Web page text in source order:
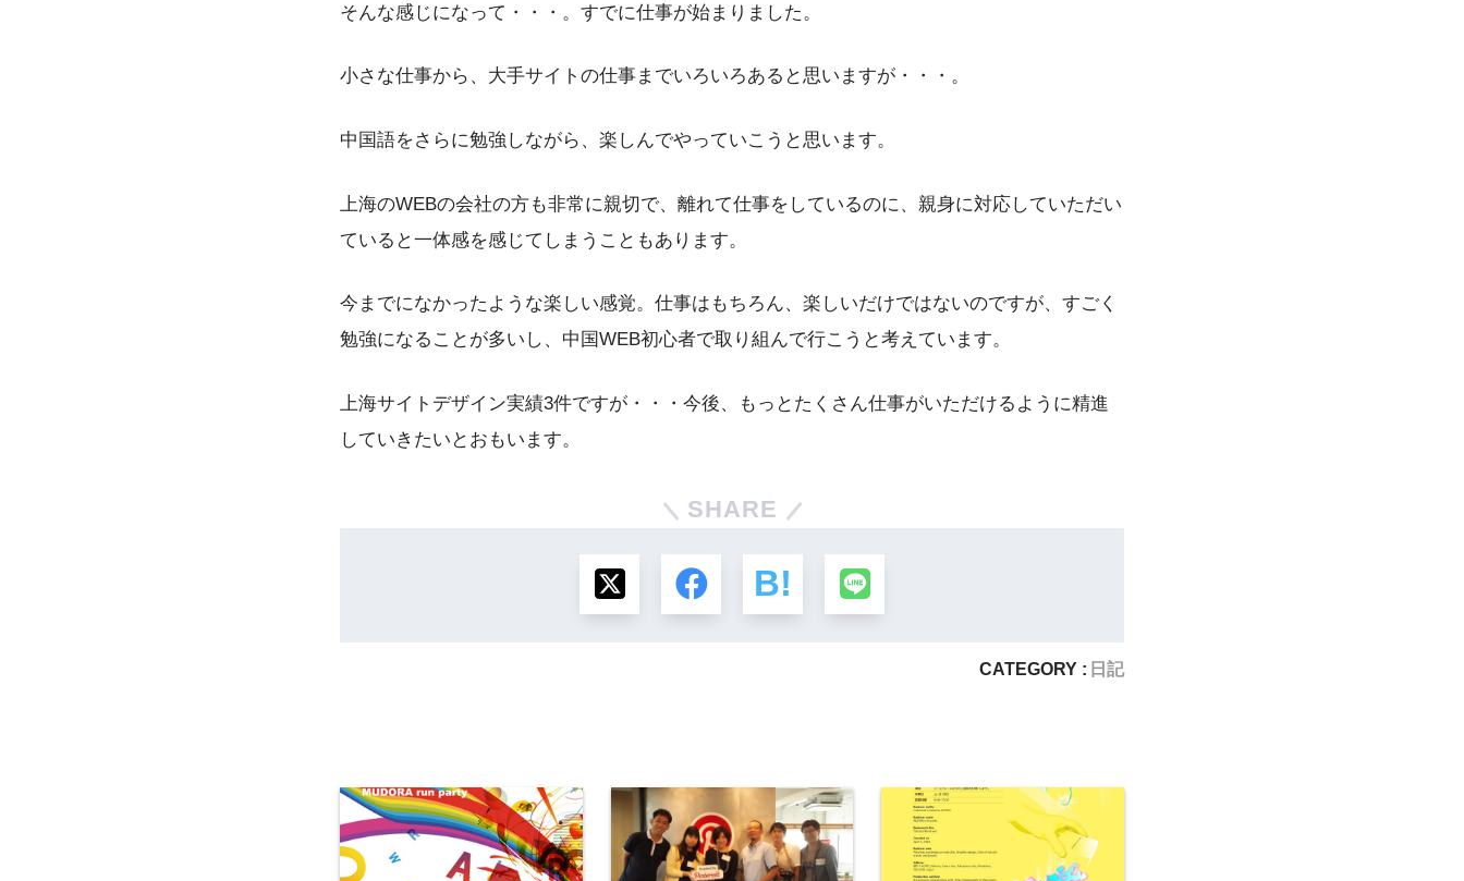
そんな感じになって・・・。すでに仕事が始まりました。
小さな仕事から、大手サイトの仕事までいろいろあると思いますが・・・。
中国語をさらに勉強しながら、楽しんでやっていこうと思います。
上海のWEBの会社の方も非常に親切で、離れて仕事をしているのに、親身に対応していただい
ていると一体感を感じてしまうこともあります。
今までになかったような楽しい感覚。仕事はもちろん、楽しいだけではないのですが、すごく
勉強になることが多いし、中国WEB初心者で取り組んで行こうと考えています。
上海サイトデザイン実績3件ですが・・・今後、もっとたくさん仕事がいただけるように精進
していきたいとおもいます。
SHARE
CATEGORY : 日記